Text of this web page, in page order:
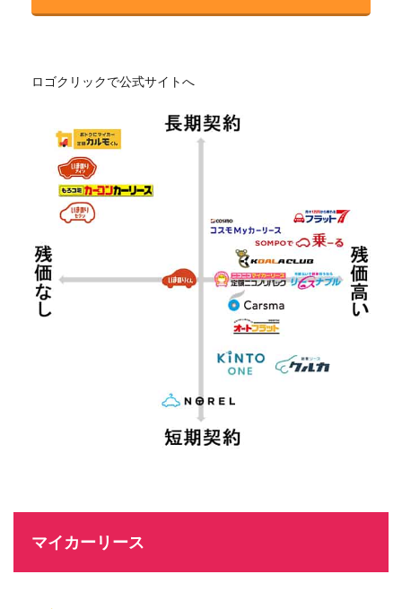
ロゴクリックで公式サイトへ
マイカーリース